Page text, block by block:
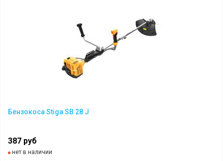
Бензокоса Stiga SB 28 J
387 руб
нет в наличии